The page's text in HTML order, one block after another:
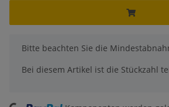
x
Bitte beachten Sie die
Bei diesem Artikel ist die Stückzahl